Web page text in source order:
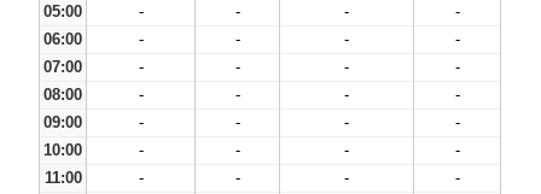
05:00
- - -
-
06:00
- - -
-
07:00
- - -
-
08:00
- - -
-
09:00
- - -
-
10:00
- - -
-
11:00
- - -
-